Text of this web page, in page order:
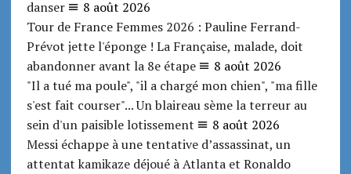
danser
8 août 2026
Tour de France Femmes 2026 : Pauline Ferrand-
Prévot jette l'éponge ! La Française, malade, doit
abandonner avant la 8e étape
8 août 2026
"Il a tué ma poule", "il a chargé mon chien", "ma fille
s'est fait courser"... Un blaireau sème la terreur au
sein d'un paisible lotissement
8 août 2026
Messi échappe à une tentative d’assassinat, un
attentat kamikaze déjoué à Atlanta et Ronaldo